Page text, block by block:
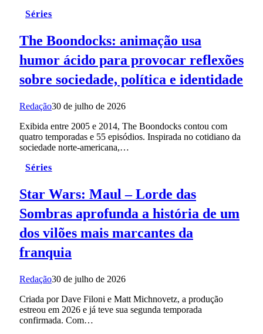
Séries
The Boondocks: animação usa
humor ácido para provocar reflexões
sobre sociedade, política e identidade
Redação30 de julho de 2026
Exibida entre 2005 e 2014, The Boondocks contou com
quatro temporadas e 55 episódios. Inspirada no cotidiano da
sociedade norte-americana,…
Séries
Star Wars: Maul – Lorde das
Sombras aprofunda a história de um
dos vilões mais marcantes da
franquia
Redação30 de julho de 2026
Criada por Dave Filoni e Matt Michnovetz, a produção
estreou em 2026 e já teve sua segunda temporada
confirmada. Com…